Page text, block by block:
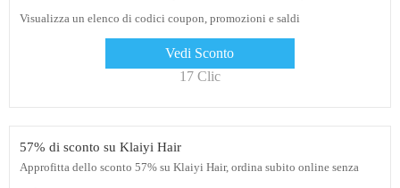
Visualizza un elenco di codici coupon, promozioni e saldi
Vedi Sconto
17 Clic
57% di sconto su Klaiyi Hair
Approfitta dello sconto 57% su Klaiyi Hair, ordina subito online senza